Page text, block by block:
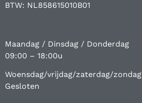
BTW: NL858615010B01
Maandag / Dinsdag / Donderdag
09:00 – 18:00u
Woensdag/vrijdag/zaterdag/zondag
Gesloten